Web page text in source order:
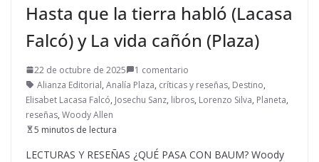
Hasta que la tierra habló (Lacasa
Falcó) y La vida cañón (Plaza)
22 de octubre de 2025
1 comentario
Alianza Editorial, Analía Plaza, críticas y reseñas, Destino,
Elisabet Lacasa Falcó, Josechu Sanz, libros, Lorenzo Silva, Planeta,
reseñas, Woody Allen
5 minutos de lectura
LECTURAS Y RESEÑAS ¿QUÉ PASA CON BAUM? Woody